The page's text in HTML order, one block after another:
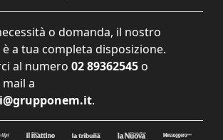
o domanda, il nostro
a tua completa disposizione.
al numero 02 89362545 o
a
.